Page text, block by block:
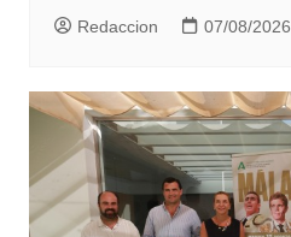
Redaccion 07/08/2026